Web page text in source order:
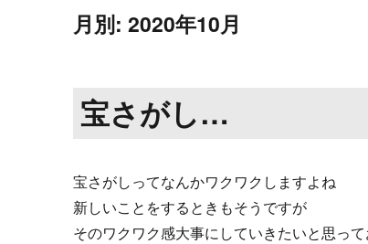
月別: 2020年10月
宝さがし…
宝さがしってなんかワクワクしますよね
新しいことをするときもそうですが
そのワクワク感大事にしていきたいと思っ